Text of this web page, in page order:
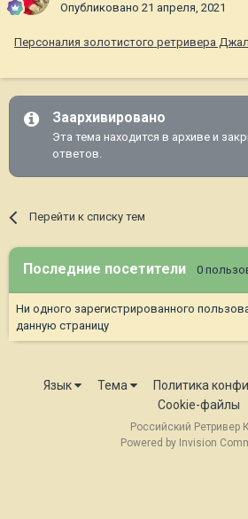
Опубликовано 21 апреля, 2021
Персоналия золотистого ретривера
Заархивировано
Эта тема находится в архиве и
ответов.
Перейти к списку тем
Последние посетители 0
Ни одного зарегистрированного
данную страницу
Язык Тема
Политика
Cookie-файлы
Российский Ретривер
Powered by Invision